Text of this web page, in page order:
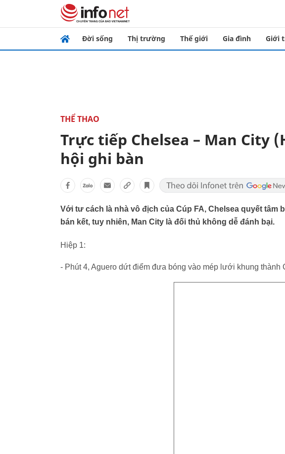
Đời sống Thị trường Thế giới Gia đình Giới
THỂ THAO
Trực tiếp Chelsea – Man City
hội ghi bàn
Với tư cách là nhà vô địch của Cúp FA, Chelsea quyết tâm
bán kết, tuy nhiên, Man City là đối thủ không dễ đánh bại.
Hiệp 1:
- Phút 4, Aguero dứt điểm đưa bóng vào mép lưới khung thành